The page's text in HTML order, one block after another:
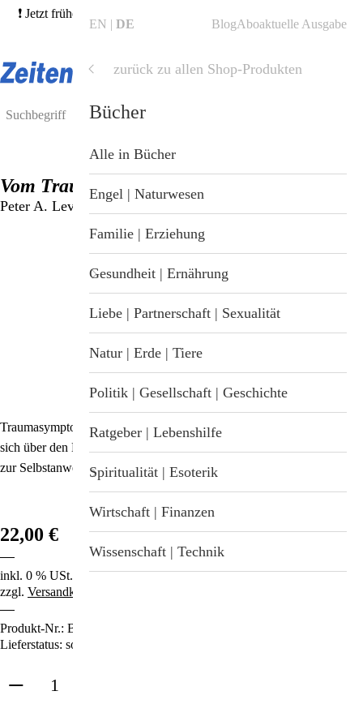
❗ Jetzt frühere Ausgaben bestellen und von unserer 3für2-Aktion
profitieren! →
Hefte finden
Vom Trauma befreien
Peter A. Levine
Traumasymptome sind vor allem blockierte Energie. Daher lassen sie
sich über den Körper weit besser heilen als über die Seele. – Erstmals
zur Selbstanwendung mit CD!
22,00 €
inkl. 0 % USt.
zzgl. Versandkosten
Produkt-Nr.: B-3684
Lieferstatus: sofort lieferbar
EN DE BlogAboaktuelle Ausgabe
zurück zu allen Shop-Produkten
Shop
ZeitenSchrift Startseite
Stichwortverzeichnis
Aktuell
Abonnement
Shop
Hefte & Abos
Nahrungsergänzung
Gesundheit & Wellness
Geschenkideen
Immunsystemstärkung
St. Helia-Produkte
Spezial-Angebote
Bücher
Alle in Bücher
Engel | Naturwesen
Familie | Erziehung
Gesundheit | Ernährung
Liebe | Partnerschaft | Sexualität
Natur | Erde | Tiere
Politik | Gesellschaft | Geschichte
Ratgeber | Lebenshilfe
Spiritualität | Esoterik
Wirtschaft | Finanzen
Wissenschaft | Technik